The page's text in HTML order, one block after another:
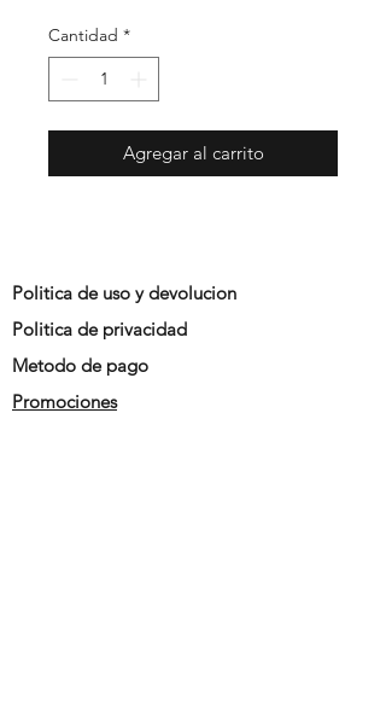
Cantidad *
Agregar al carrito
Politica de uso y devolucion
Politica de privacidad
Metodo de pago
Promociones